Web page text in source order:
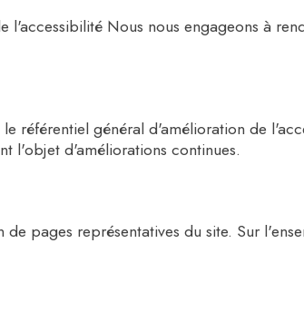
l'accessibilité Nous nous engageons à
référentiel général d'amélioration de
l'objet d'améliorations continues.
pages représentatives du site. Sur